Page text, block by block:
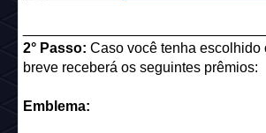
2° Passo: Caso você tenha escolhido
breve receberá os seguintes prêmios:
Emblema: